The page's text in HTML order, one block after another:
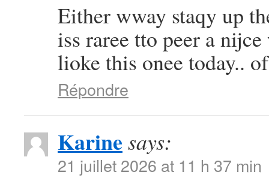
Either wway staqy up
iss raree tto peer a
lioke this onee today..
Répondre
Karine says:
21 juillet 2026 at 11 h 37 min